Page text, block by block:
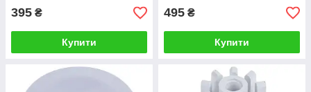
395 ₴
Купити
495 ₴
Купити